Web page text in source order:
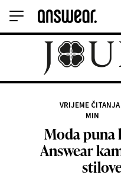
VRIJEME ČITANJA
MIN
Moda puna
Answear